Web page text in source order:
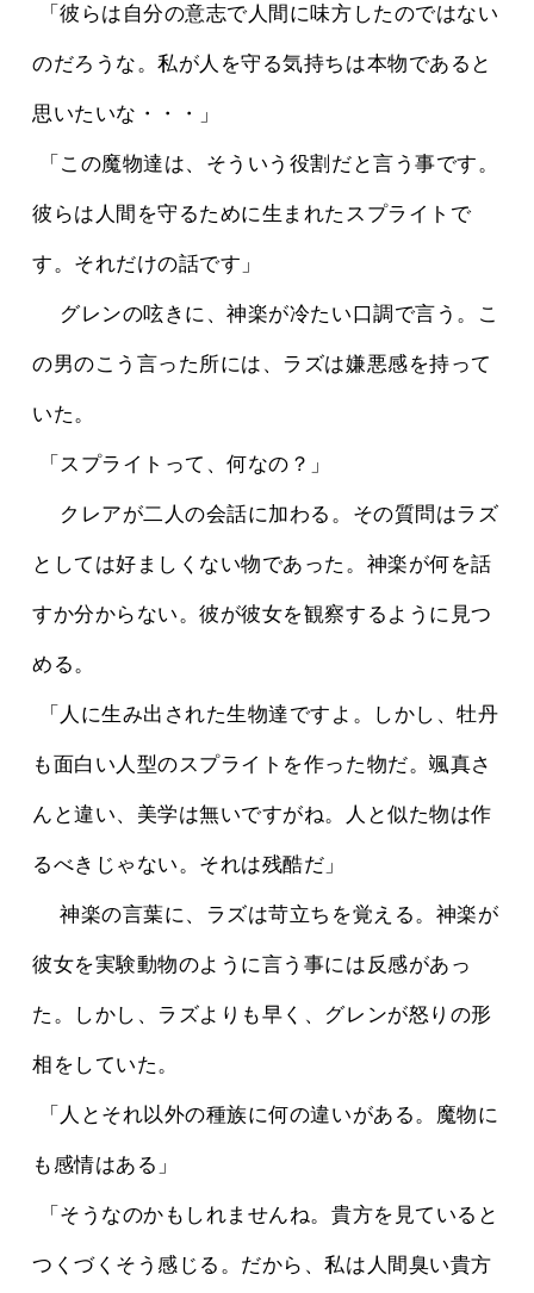
のだろうな。私が人を守る気持ちは本物であると
思いたいな・・・」
彼らは人間を守るために生まれたスプライトで
す。それだけの話です」
の男のこう言った所には、ラズは嫌悪感を持って
いた。
「スプライトって、何なの？」
としては好ましくない物であった。神楽が何を話
すか分からない。彼が彼女を観察するように見つ
める。
も面白い人型のスプライトを作った物だ。颯真さ
んと違い、美学は無いですがね。人と似た物は作
るべきじゃない。それは残酷だ」
彼女を実験動物のように言う事には反感があっ
た。しかし、ラズよりも早く、グレンが怒りの形
相をしていた。
も感情はある」
つくづくそう感じる。だから、私は人間臭い貴方